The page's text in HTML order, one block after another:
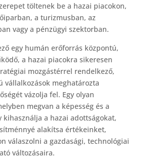
töltenek be a hazai piacokon,
a turizmusban, az
vagy a pénzügyi szektorban.
egy humán erőforrás központú,
a hazai piacokra sikeresen
mozgástérrel rendelkező,
vállalkozások meghatározta
vázolja fel. Egy olyan
megvan a képesség és a
kihasználja a hazai adottságokat,
alakítsa értékeinket,
válaszolni a gazdasági, technológiai
változásaira.